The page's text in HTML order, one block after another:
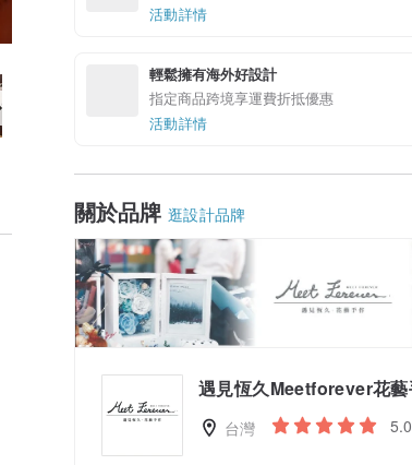
活動詳情
輕鬆擁有海外好設計
指定商品跨境享運費折抵優惠
活動詳情
關於品牌 逛設計品牌
遇見恆久Meetforever花藝
台灣 5.0